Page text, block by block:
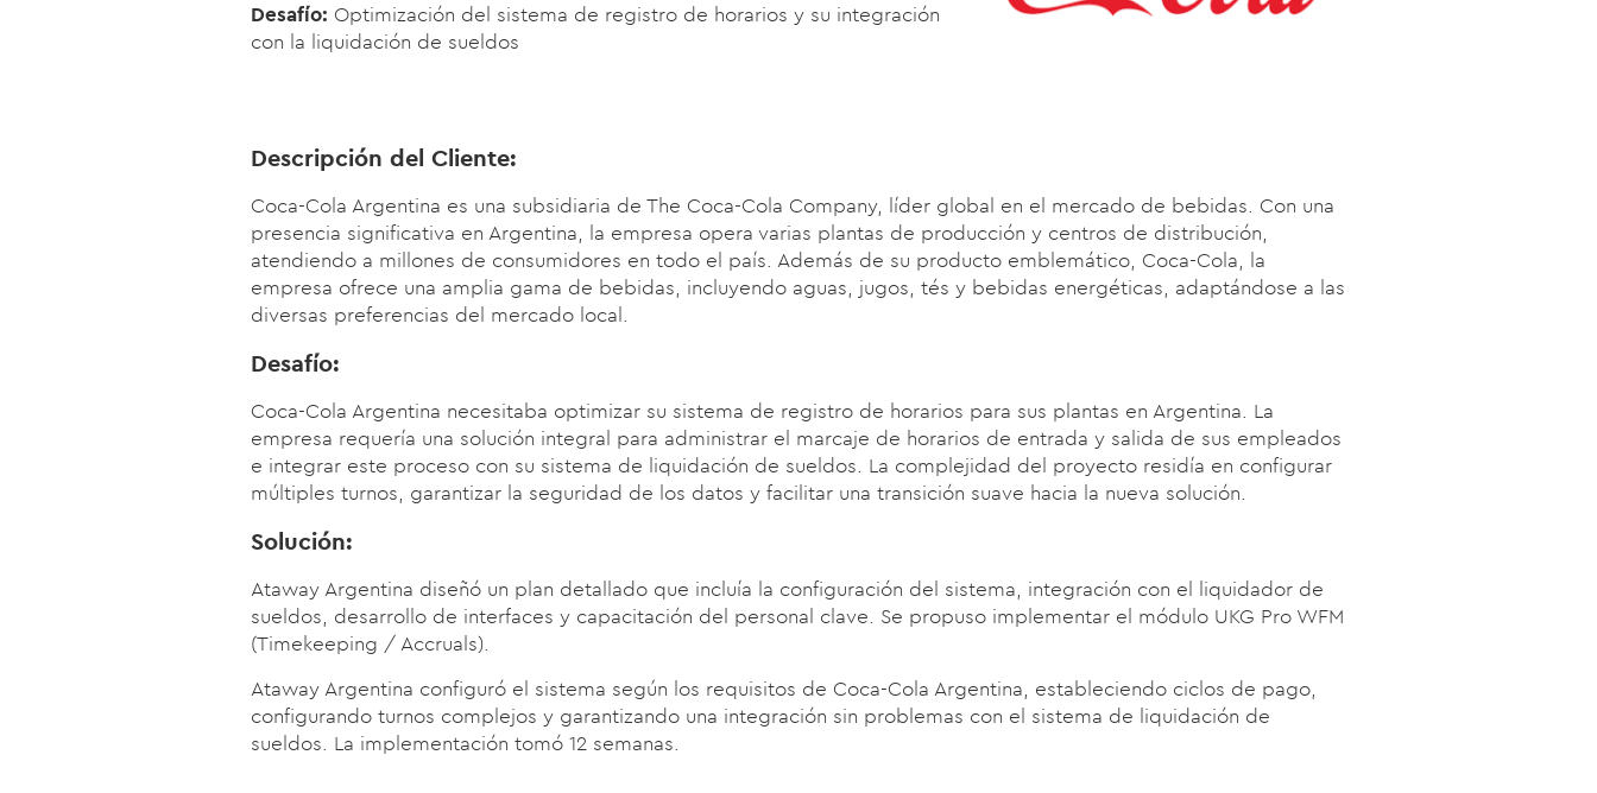
Desafío: Optimización del sistema de registro de horarios y su integración
con la liquidación de sueldos
Descripción del Cliente:
Coca-Cola Argentina es una subsidiaria de The Coca-Cola Company, líder global en el mercado de bebidas. Con una
presencia significativa en Argentina, la empresa opera varias plantas de producción y centros de distribución,
atendiendo a millones de consumidores en todo el país. Además de su producto emblemático, Coca-Cola, la
empresa ofrece una amplia gama de bebidas, incluyendo aguas, jugos, tés y bebidas energéticas, adaptándose a las
diversas preferencias del mercado local.
Desafío:
Coca-Cola Argentina necesitaba optimizar su sistema de registro de horarios para sus plantas en Argentina. La
empresa requería una solución integral para administrar el marcaje de horarios de entrada y salida de sus empleados
e integrar este proceso con su sistema de liquidación de sueldos. La complejidad del proyecto residía en configurar
múltiples turnos, garantizar la seguridad de los datos y facilitar una transición suave hacia la nueva solución.
Solución:
Ataway Argentina diseñó un plan detallado que incluía la configuración del sistema, integración con el liquidador de
sueldos, desarrollo de interfaces y capacitación del personal clave. Se propuso implementar el módulo UKG Pro WFM
(Timekeeping / Accruals).
Ataway Argentina configuró el sistema según los requisitos de Coca-Cola Argentina, estableciendo ciclos de pago,
configurando turnos complejos y garantizando una integración sin problemas con el sistema de liquidación de
sueldos. La implementación tomó 12 semanas.